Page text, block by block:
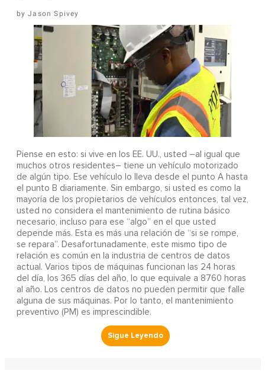
Jason Spivey
Piense en esto: si vive en los EE. UU., usted –al igual que
muchos otros residentes– tiene un vehículo motorizado
de algún tipo. Ese vehículo lo lleva desde el punto A hasta
el punto B diariamente. Sin embargo, si usted es como la
mayoría de los propietarios de vehículos entonces, tal vez,
usted no considera el mantenimiento de rutina básico
necesario, incluso para ese “algo” en el que usted
depende más. Esta es más una relación de “si se rompe,
se repara”. Desafortunadamente, este mismo tipo de
relación es común en la industria de centros de datos
actual. Varios tipos de máquinas funcionan las 24 horas
del día, los 365 días del año, lo que equivale a 8760 horas
al año. Los centros de datos no pueden permitir que falle
alguna de sus máquinas. Por lo tanto, el mantenimiento
preventivo (PM) es imprescindible.